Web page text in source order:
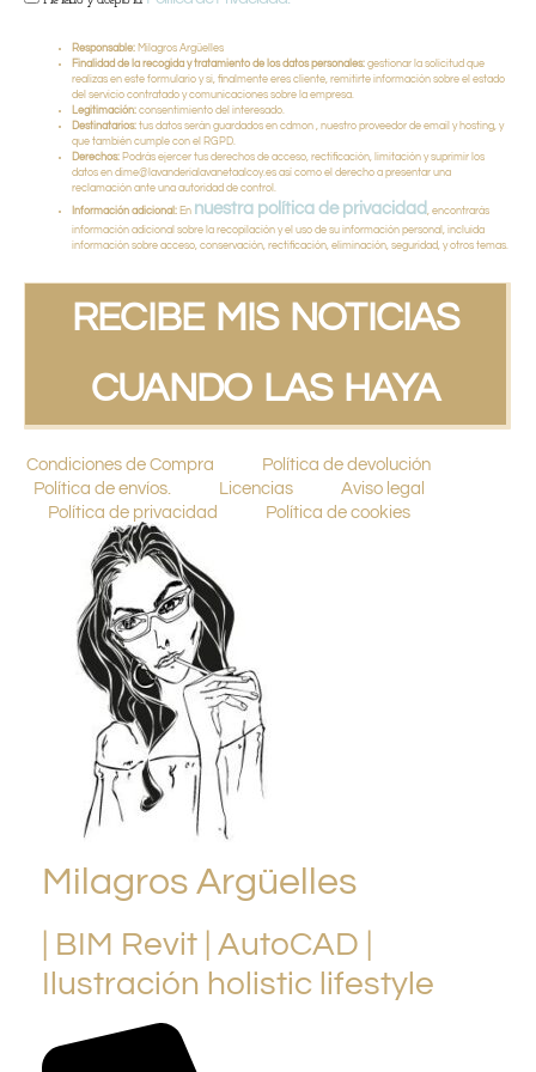
Milagros Argüelles
| BIM Revit | AutoCAD |
Ilustración holistic lifestyle
Responsable: Milagros Argüelles
Finalidad de la recogida y tratamiento de los datos personales: gestionar la solicitud que
realizas en este formulario y si, finalmente eres cliente, remitirte información sobre el estado
del servicio contratado y comunicaciones sobre la empresa.
Legitimación: consentimiento del interesado.
Destinatarios: tus datos serán guardados en cdmon , nuestro proveedor de email y hosting, y
que también cumple con el RGPD.
Derechos: Podrás ejercer tus derechos de acceso, rectificación, limitación y suprimir los
datos en dime@lavanderialavanetaalcoy.es así como el derecho a presentar una
reclamación ante una autoridad de control.
Información adicional: En nuestra política de privacidad
, encontrarás
información adicional sobre la recopilación y el uso de su información personal, incluida
información sobre acceso, conservación, rectificación, eliminación, seguridad, y otros temas.
RECIBE MIS NOTICIAS
CUANDO LAS HAYA
Condiciones de Compra
Política de devolución
Política de envíos.
Licencias
Aviso legal
Política de privacidad
Política de cookies